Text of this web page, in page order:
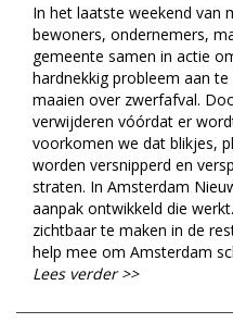
In het laatste weekend van
bewoners, ondernemers,
gemeente samen in actie
hardnekkig probleem aan te
maaien over zwerfafval.
verwijderen vóórdat er
voorkomen we dat blikjes,
worden versnipperd en
straten. In Amsterdam
aanpak ontwikkeld die
zichtbaar te maken in de
help mee om Amsterdam
Lees verder >>